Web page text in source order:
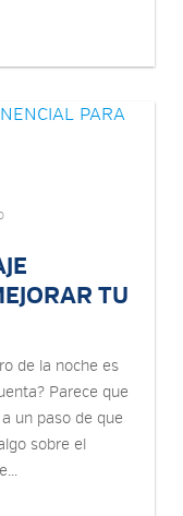
TU
de la noche es
Parece que
un paso de que
sobre el